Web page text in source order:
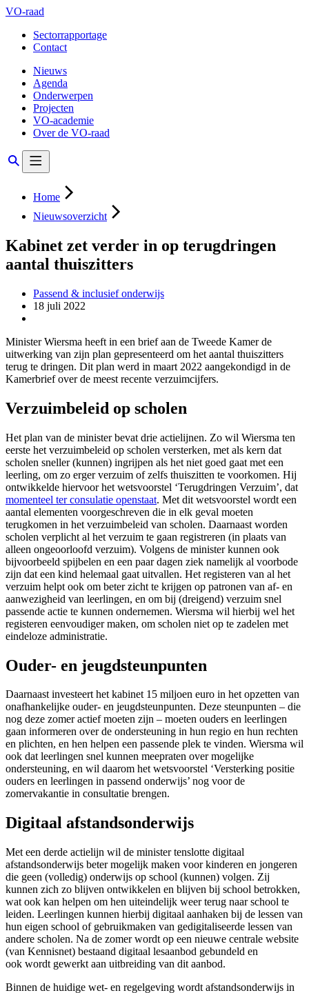
VO-raad
Sectorrapportage
Contact
Nieuws
Agenda
Onderwerpen
Projecten
VO-academie
Over de VO-raad
Home
Nieuwsoverzicht
Kabinet zet verder in op terugdringen
aantal thuiszitters
Passend & inclusief onderwijs
18 juli 2022
Minister Wiersma heeft in een brief aan de Tweede Kamer de
uitwerking van zijn plan gepresenteerd om het aantal thuiszitters
terug te dringen. Dit plan werd in maart 2022 aangekondigd in de
Kamerbrief over de meest recente verzuimcijfers.
Verzuimbeleid op scholen
Het plan van de minister bevat drie actielijnen. Zo wil Wiersma ten
eerste het verzuimbeleid op scholen versterken, met als kern dat
scholen sneller (kunnen) ingrijpen als het niet goed gaat met een
leerling, om zo erger verzuim of zelfs thuiszitten te voorkomen. Hij
ontwikkelde hiervoor het wetsvoorstel ‘Terugdringen Verzuim’, dat
momenteel ter consulatie openstaat. Met dit wetsvoorstel wordt een
aantal elementen voorgeschreven die in elk geval moeten
terugkomen in het verzuimbeleid van scholen. Daarnaast worden
scholen verplicht al het verzuim te gaan registreren (in plaats van
alleen ongeoorloofd verzuim). Volgens de minister kunnen ook
bijvoorbeeld spijbelen en een paar dagen ziek namelijk al voorbode
zijn dat een kind helemaal gaat uitvallen. Het registeren van al het
verzuim helpt ook om beter zicht te krijgen op patronen van af- en
aanwezigheid van leerlingen, en om bij (dreigend) verzuim snel
passende actie te kunnen ondernemen. Wiersma wil hierbij wel het
registeren eenvoudiger maken, om scholen niet op te zadelen met
eindeloze administratie.
Ouder- en jeugdsteunpunten
Daarnaast investeert het kabinet 15 miljoen euro in het opzetten van
onafhankelijke ouder- en jeugdsteunpunten. Deze steunpunten – die
nog deze zomer actief moeten zijn – moeten ouders en leerlingen
gaan informeren over de ondersteuning in hun regio en hun rechten
en plichten, en hen helpen een passende plek te vinden. Wiersma wil
ook dat leerlingen snel kunnen meepraten over mogelijke
ondersteuning, en wil daarom het wetsvoorstel ‘Versterking positie
ouders en leerlingen in passend onderwijs’ nog voor de
zomervakantie in consultatie brengen.
Digitaal afstandsonderwijs
Met een derde actielijn wil de minister tenslotte digitaal
afstandsonderwijs beter mogelijk maken voor kinderen en jongeren
die geen (volledig) onderwijs op school (kunnen) volgen. Zij
kunnen zich zo blijven ontwikkelen en blijven bij school betrokken,
wat ook kan helpen om hen uiteindelijk weer terug naar school te
leiden. Leerlingen kunnen hierbij digitaal aanhaken bij de lessen van
hun eigen school of gebruikmaken van gedigitaliseerde lessen van
andere scholen. Na de zomer wordt op een nieuwe centrale website
(van Kennisnet) bestaand digitaal lesaanbod gebundeld en
ook wordt gewerkt aan uitbreiding van dit aanbod.
Binnen de huidige wet- en regelgeving wordt afstandsonderwijs in